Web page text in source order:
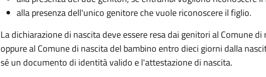
alla presenza dell'unico genitore che vuole riconoscere il figlio.
La dichiarazione di nascita deve essere resa dai genitori al Comune
oppure al Comune di nascita del bambino entro dieci giorni dalla
sé un documento di identità valido e l'attestazione di nascita.